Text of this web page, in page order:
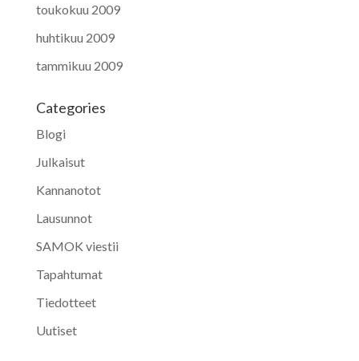
toukokuu 2009
huhtikuu 2009
tammikuu 2009
Categories
Blogi
Julkaisut
Kannanotot
Lausunnot
SAMOK viestii
Tapahtumat
Tiedotteet
Uutiset